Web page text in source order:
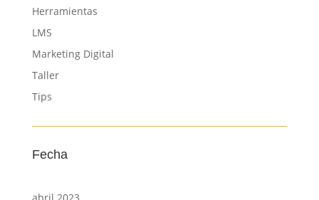
Herramientas
LMS
Marketing Digital
Taller
Tips
Fecha